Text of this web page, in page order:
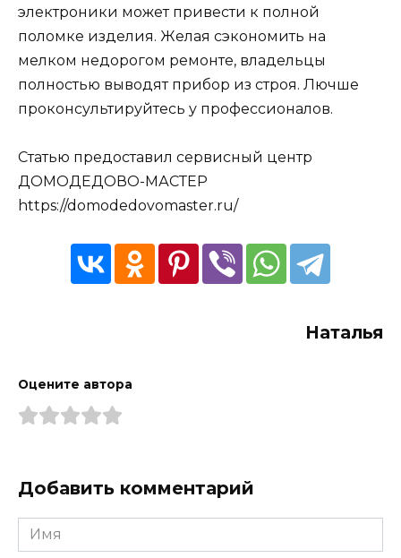
электроники может привести к полной
поломке изделия. Желая сэкономить на
мелком недорогом ремонте, владельцы
полностью выводят прибор из строя. Лючше
проконсультируйтесь у профессионалов.
Статью предоставил сервисный центр
ДОМОДЕДОВО-МАСТЕР
https://domodedovomaster.ru/
Наталья
Оцените автора
Добавить комментарий
Имя
*